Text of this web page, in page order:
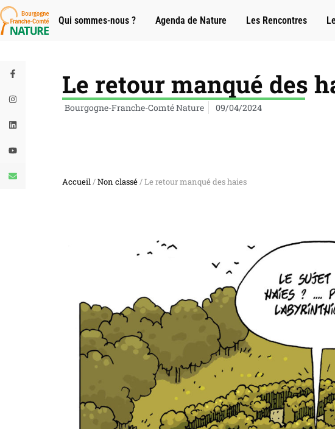
Qui sommes-nous ? Agenda de Nature Les Rencontres
Le retour manqué des
Bourgogne-Franche-Comté Nature 09/04/2024
Accueil/Non classé/ Le retour manqué des haies